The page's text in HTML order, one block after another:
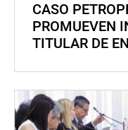
CASO
PROMUEVEN
TITULAR DE